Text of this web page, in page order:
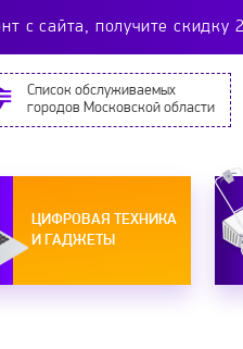
c сайта, получите скидку
Cписок обслуживаемых
городов Московской области
ЦИФРОВАЯ ТЕХНИКА
И ГАДЖЕТЫ